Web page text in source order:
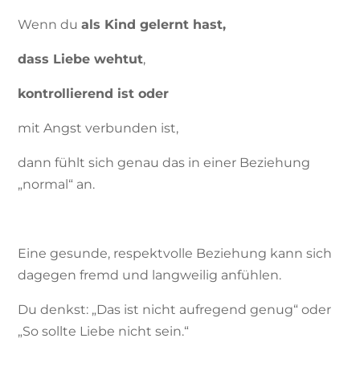
Wenn duals Kind gelernt hast,
dass Liebe wehtut,
kontrollierend ist oder
mit Angst verbunden ist,
dann fühlt sich genau das in einer Beziehung
„normal“ an.
Eine gesunde, respektvolle Beziehung kann sich
dagegen fremd und langweilig anfühlen.
Du denkst: „Das ist nicht aufregend genug“ oder
„So sollte Liebe nicht sein.“